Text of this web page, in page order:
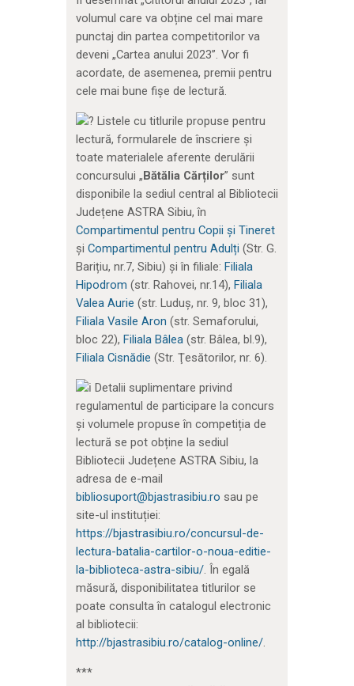
volumul care va obține cel mai mare
punctaj din partea competitorilor va
deveni „Cartea anului 2023”. Vor fi
acordate, de asemenea, premii pentru
cele mai bune fișe de lectură.
Listele cu titlurile propuse pentru
lectură, formularele de înscriere și
toate materialele aferente derulării
concursului „Bătălia Cărților” sunt
disponibile la sediul central al Bibliotecii
Județene ASTRA Sibiu, în
Compartimentul pentru Copii și Tineret
și Compartimentul pentru Adulți (Str. G.
Barițiu, nr.7, Sibiu) şi în filiale: Filiala
Hipodrom (str. Rahovei, nr.14), Filiala
Valea Aurie (str. Luduș, nr. 9, bloc 31),
Filiala Vasile Aron (str. Semaforului,
bloc 22), Filiala Bâlea(str. Bâlea, bl.9),
Filiala Cisnădie (Str. Ţesătorilor, nr. 6).
Detalii suplimentare privind
regulamentul de participare la concurs
și volumele propuse în competiția de
lectură se pot obține la sediul
Bibliotecii Județene ASTRA Sibiu, la
adresa de e-mail
bibliosuport@bjastrasibiu.ro sau pe
site-ul instituției:
https://bjastrasibiu.ro/concursul-de-
lectura-batalia-cartilor-o-noua-editie-
la-biblioteca-astra-sibiu/. În egală
măsură, disponibilitatea titlurilor se
poate consulta în catalogul electronic
al bibliotecii:
http://bjastrasibiu.ro/catalog-online/.
***